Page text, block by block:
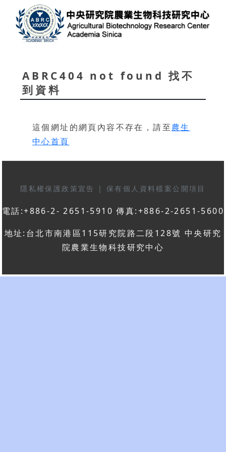
ABRC404 not found 找不
到資料
這個網址的網頁內容不存在，請至農生
中心首頁
隱私權保護政策宣告 | 保有個人資料檔案公開項目
電話:+886-2- 2651-5910 傳真:+886-2-2651-5600
地址:台北市南港區115研究院路二段128號 中央研究
院農業生物科技研究中心